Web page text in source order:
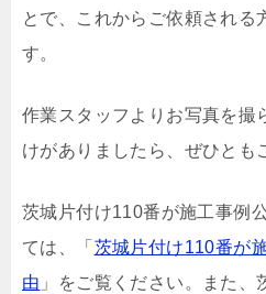
とで、これからご依頼される
す。
作業スタッフよりお写真を撮
けがありましたら、ぜひとも
茨城片付け110番が施工事例
ては、「 茨城片付け110番が
由 」をご覧ください。また